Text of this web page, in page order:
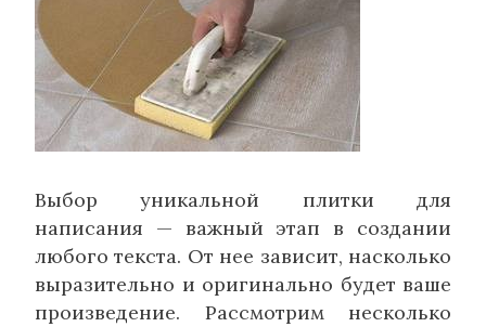
Выбор уникальной плитки для
написания — важный этап в создании
любого текста. От нее зависит, насколько
выразительно и оригинально будет ваше
произведение. Рассмотрим несколько